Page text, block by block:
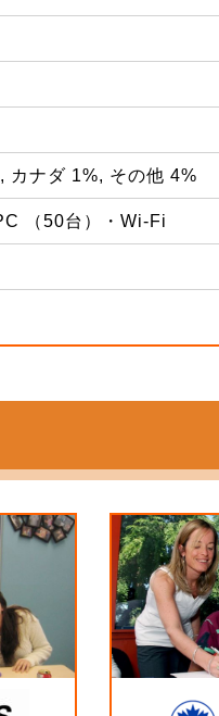
カナダ 1%, その他 4%
（50台）・Wi-Fi